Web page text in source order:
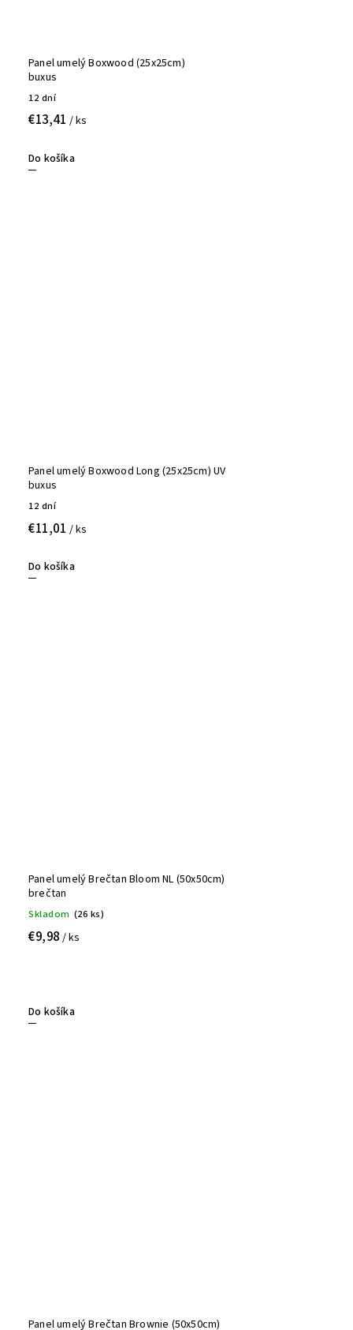
Panel umelý Boxwood (25x25cm)
buxus
12 dní
€13,41 / ks
Do košíka
Panel umelý Boxwood Long (25x25cm) UV
buxus
12 dní
€11,01 / ks
Do košíka
Panel umelý Brečtan Bloom NL (50x50cm)
brečtan
Skladom (26 ks)
€9,98 / ks
Do košíka
Panel umelý Brečtan Brownie (50x50cm)